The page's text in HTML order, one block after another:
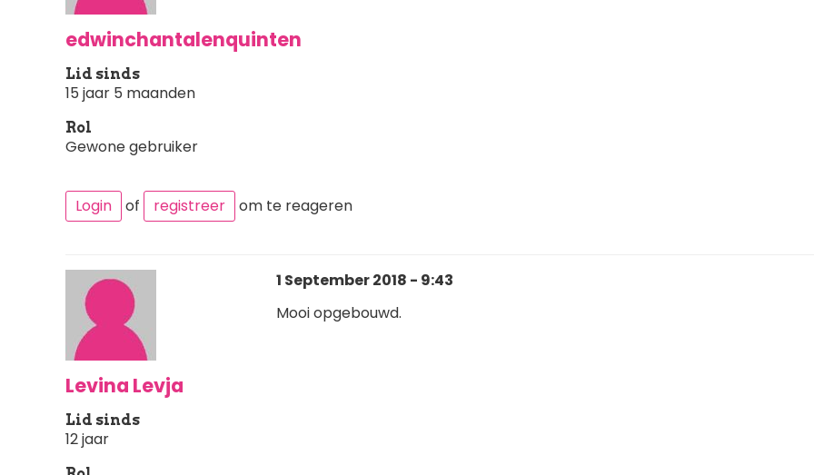
edwinchantalenquinten
Lid sinds
15 jaar 5 maanden
Rol
Gewone gebruiker
Login of registreer om te reageren
Levina Levja
Lid sinds
12 jaar
1 September 2018 - 9:43
Mooi opgebouwd.